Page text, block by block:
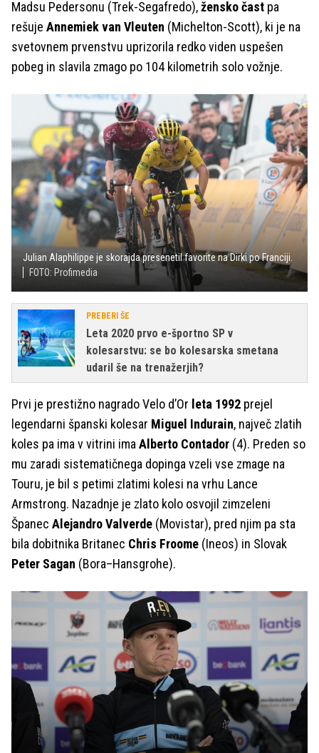
Madsu Pedersonu (Trek-Segafredo),žensko čast pa
rešuje Annemiek van Vleuten (Michelton-Scott), ki je na
svetovnem prvenstvu uprizorila redko viden uspešen
pobeg in slavila zmago po 104 kilometrih solo vožnje.
Julian Alaphilippe je skorajda presenetil favorite na Dirki po Franciji.
FOTO: Profimedia
PREBERI ŠE
Leta 2020 prvo e-športno SP v
kolesarstvu: se bo kolesarska smetana
udaril še na trenažerjih?
Prvi je prestižno nagrado Velo d’Or leta 1992 prejel
legendarni španski kolesar Miguel Indurain, največ zlatih
koles pa ima v vitrini imaAlberto Contador (4). Preden so
mu zaradi sistematičnega dopinga vzeli vse zmage na
Touru, je bil s petimi zlatimi kolesi na vrhu Lance
Armstrong. Nazadnje je zlato kolo osvojil zimzeleni
Španec Alejandro Valverde (Movistar), pred njim pa sta
bila dobitnika Britanec Chris Froome (Ineos) in Slovak
Peter Sagan (Bora–Hansgrohe).